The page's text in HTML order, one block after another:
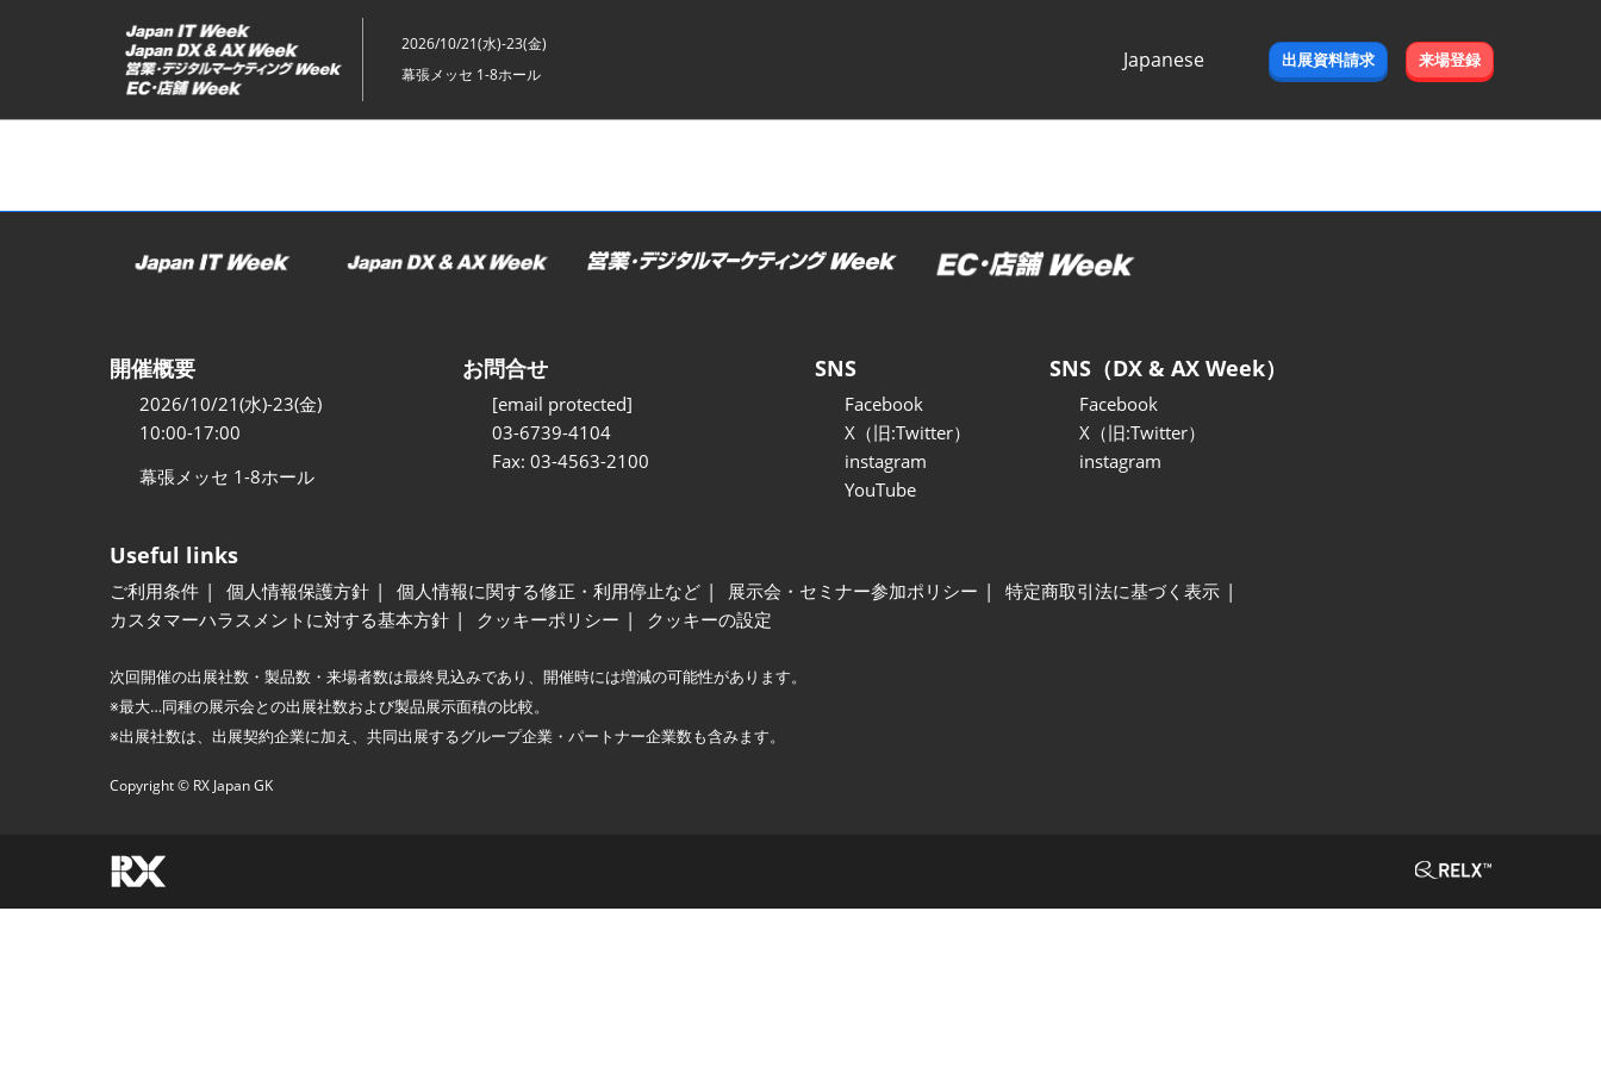
ッ
2026/10/21(水)-23(金)
幕張メッセ 1-8ホール
Japanese
出展資料請求 来場登録
開催概要
2026/10/21(水)-23(金)
10:00-17:00
幕張メッセ 1-8ホール
お問合せ
[email protected]
03-6739-4104
Fax: 03-4563-2100
SNS
Facebook
X（旧:Twitter）
instagram
YouTube
SNS（DX & AX Week）
Facebook
X（旧:Twitter）
instagram
Useful links
ご利用条件 個人情報保護方針 個人情報に関する修正・利用停止など 展示会・セミナー参加ポリシー
特定商取引法に基づく表示
カスタマーハラスメントに対する基本方針
クッキーポリシー クッキーの設定
次回開催の出展社数・製品数・来場者数は最終見込みであり、開催時には増減の可能性があります。
※最大…同種の展示会との出展社数および製品展示面積の比較。
※出展社数は、出展契約企業に加え、共同出展するグループ企業・パートナー企業数も含みます。
Copyright © RX Japan GK